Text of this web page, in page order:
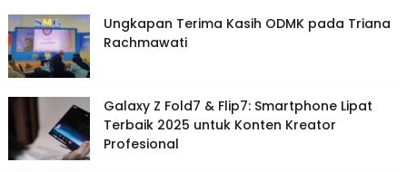
Ungkapan Terima Kasih ODMK pada Triana
Rachmawati
Galaxy Z Fold7 & Flip7: Smartphone Lipat
Terbaik 2025 untuk Konten Kreator
Profesional